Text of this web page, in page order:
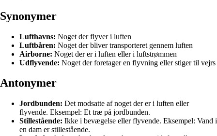
Synonymer
Lufthavns: Noget der flyver i luften
Luftbåren: Noget der bliver transporteret gennem luften
Airborne: Noget der er i luften eller i luftstrømmen
Udflyvende: Noget der foretager en flyvning eller stiger til vejrs
Antonymer
Jordbunden: Det modsatte af noget der er i luften eller
flyvende. Eksempel: Et træ på jordbunden.
Stillestående: Ikke i bevægelse eller flyvende. Eksempel: Vand i
en dam er stillestående.